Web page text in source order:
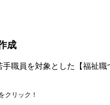
成
職員を対象とした【福祉
クリック！